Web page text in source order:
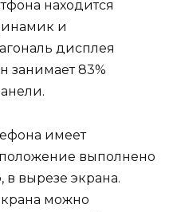
находится
и
дисплея
занимает 83%
имеет
выполнено
вырезе экрана.
можно